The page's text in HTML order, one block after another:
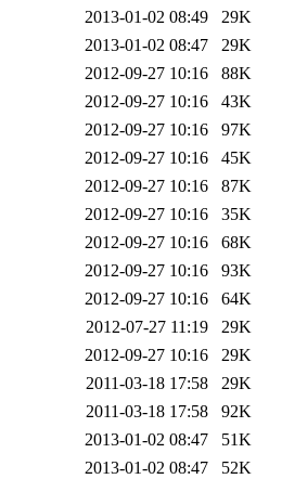
2013-01-02 08:49
29K
2013-01-02 08:47
29K
2012-09-27 10:16
88K
2012-09-27 10:16
43K
2012-09-27 10:16
97K
2012-09-27 10:16
45K
2012-09-27 10:16
87K
2012-09-27 10:16
35K
2012-09-27 10:16
68K
2012-09-27 10:16
93K
2012-09-27 10:16
64K
2012-07-27 11:19
29K
2012-09-27 10:16
29K
2011-03-18 17:58
29K
2011-03-18 17:58
92K
2013-01-02 08:47
51K
2013-01-02 08:47
52K